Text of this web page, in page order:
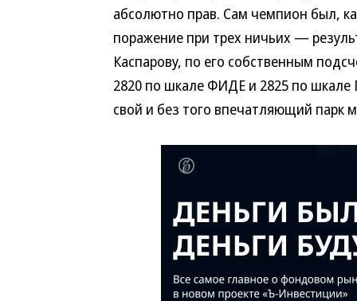
абсолютно прав. Сам чемпион был,
поражение при трех ничьих —
Каспарову, по его собственным
2820 по шкале ФИДЕ и 2825 по
свой и без того впечатляющий парк